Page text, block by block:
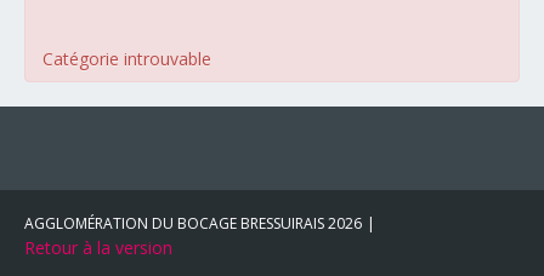
Catégorie introuvable
AGGLOMÉRATION DU BOCAGE BRESSUIRAIS2026
Retour à la version